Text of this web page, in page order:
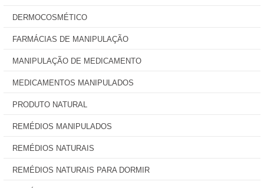
DERMOCOSMÉTICO
FARMÁCIAS DE MANIPULAÇÃO
MANIPULAÇÃO DE MEDICAMENTO
MEDICAMENTOS MANIPULADOS
PRODUTO NATURAL
REMÉDIOS MANIPULADOS
REMÉDIOS NATURAIS
REMÉDIOS NATURAIS PARA DORMIR